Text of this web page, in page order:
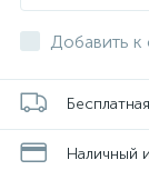
Добавить
Наличный